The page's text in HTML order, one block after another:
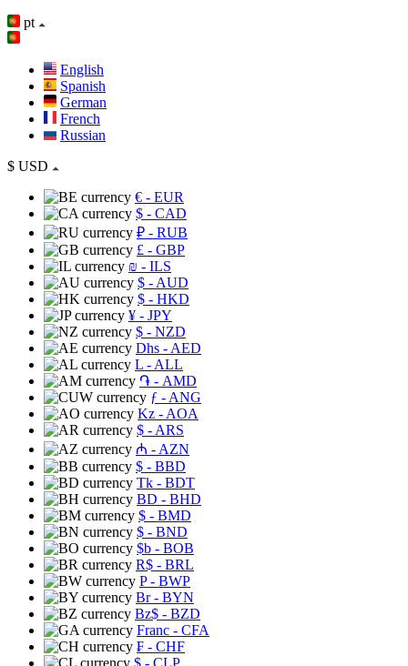
pt
English
Spanish
German
French
Russian
$ USD
€ - EUR
$ - CAD
₽ - RUB
£ - GBP
₪ - ILS
$ - AUD
$ - HKD
¥ - JPY
$ - NZD
Dhs - AED
L - ALL
֏ - AMD
ƒ - ANG
Kz - AOA
$ - ARS
₼ - AZN
$ - BBD
Tk - BDT
BD - BHD
$ - BMD
$ - BND
$b - BOB
R$ - BRL
P- BWP
Br- BYN
Bz$ - BZD
Franc - CFA
₣ - CHF
$ - CLP